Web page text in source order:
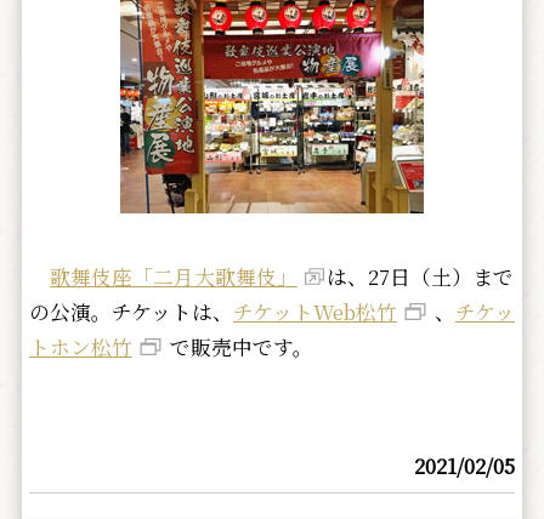
歌舞伎座「二月大歌舞伎」
は、27日（土）まで
の公演。チケットは、 チケットWeb松竹 、 チケッ
トホン松竹
で販売中です。
2021/02/05